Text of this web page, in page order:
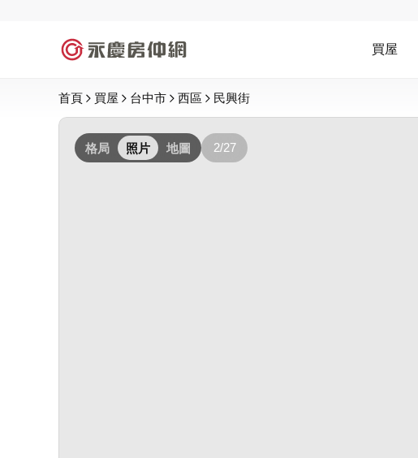
買屋
首頁 買屋 台中市 西區 民興街
格局 照片 地圖 2/27